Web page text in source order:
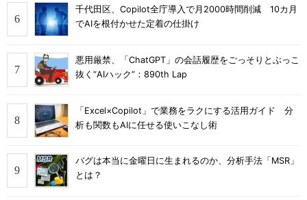
千代田区、Copilot全庁導入で月2000時間削減 10カ月
でAIを根付かせた定着の仕掛け
悪用厳禁、「ChatGPT」の会話履歴をごっそりとぶっこ
抜く“AIハック”：890th Lap
「Excel×Copilot」で業務をラクにする活用ガイド 分
析も関数もAIに任せる使いこなし術
バグは本当に金曜日に生まれるのか、分析手法「MSR」
とは？